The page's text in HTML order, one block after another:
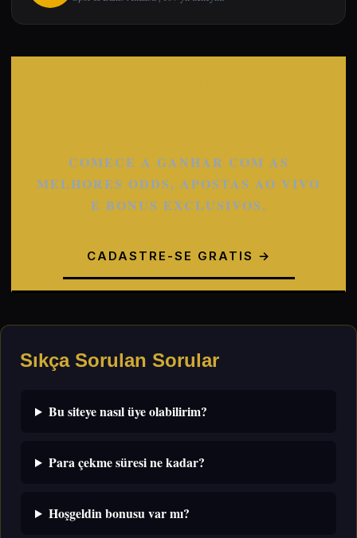
COMECE A GANHAR COM AS
MELHORES ODDS, APOSTAS AO VIVO
E BONUS EXCLUSIVOS.
CADASTRE-SE GRATIS →
Sıkça Sorulan Sorular
Bu siteye nasıl üye olabilirim?
Para çekme süresi ne kadar?
Hoşgeldin bonusu var mı?